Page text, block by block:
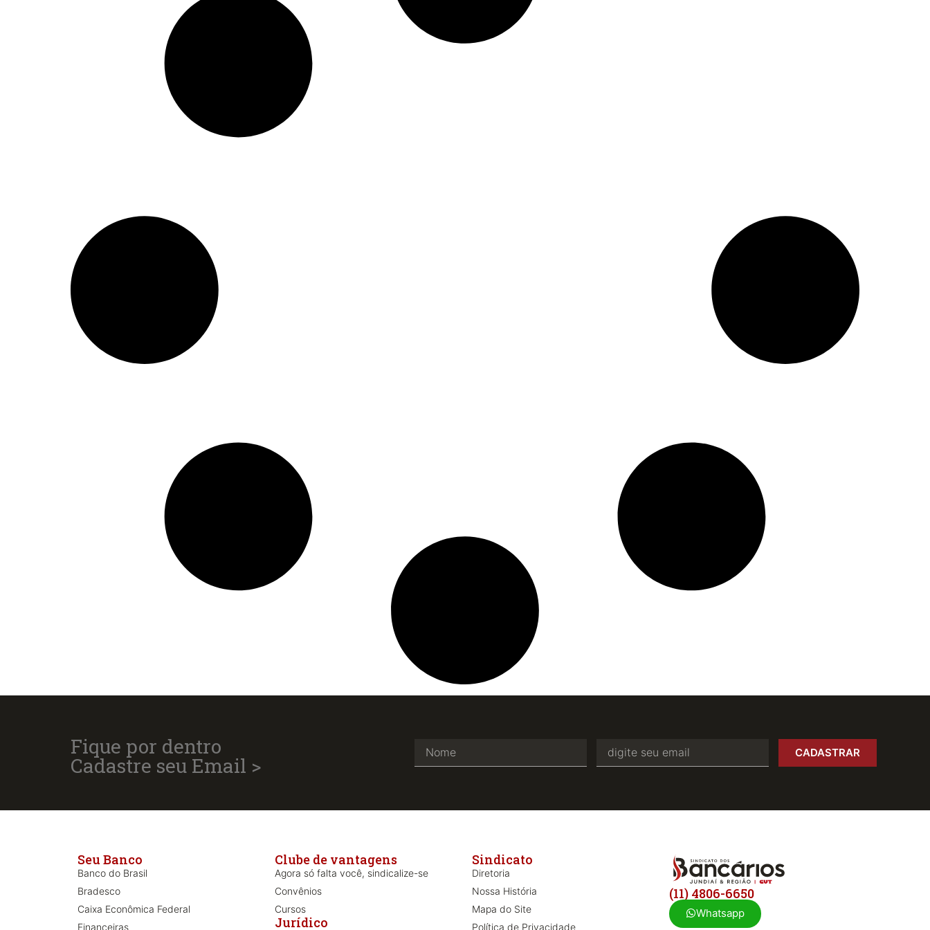
Fique por dentro
Cadastre seu Email > CADASTRAR
Seu Banco
Banco do Brasil
Bradesco
Caixa Econômica Federal
Financeiras
Clube de vantagens
Agora só falta você, sindicalize-se
Convênios
Cursos
Jurídico
Sindicato
Diretoria
Nossa História
Mapa do Site
Política de Privacidade
(11) 4806-6650
Whatsapp